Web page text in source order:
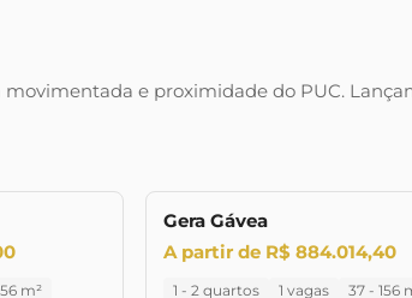
e proximidade do PUC.
m²
MARÇO/2028
Gera Gávea
A partir de R$ 884.014,40
1 - 2 quartos 1 vagas 37 - 156